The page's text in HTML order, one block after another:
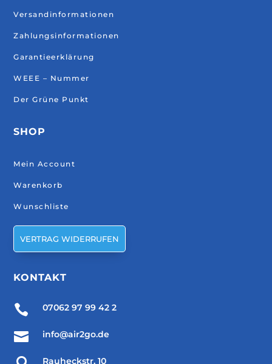
Versandinformationen
Zahlungsinformationen
Garantieerklärung
WEEE – Nummer
Der Grüne Punkt
SHOP
Mein Account
Warenkorb
Wunschliste
VERTRAG WIDERRUFEN
KONTAKT
 07062 97 99 42 2
 info@air2go.de
Rauheckstr. 10